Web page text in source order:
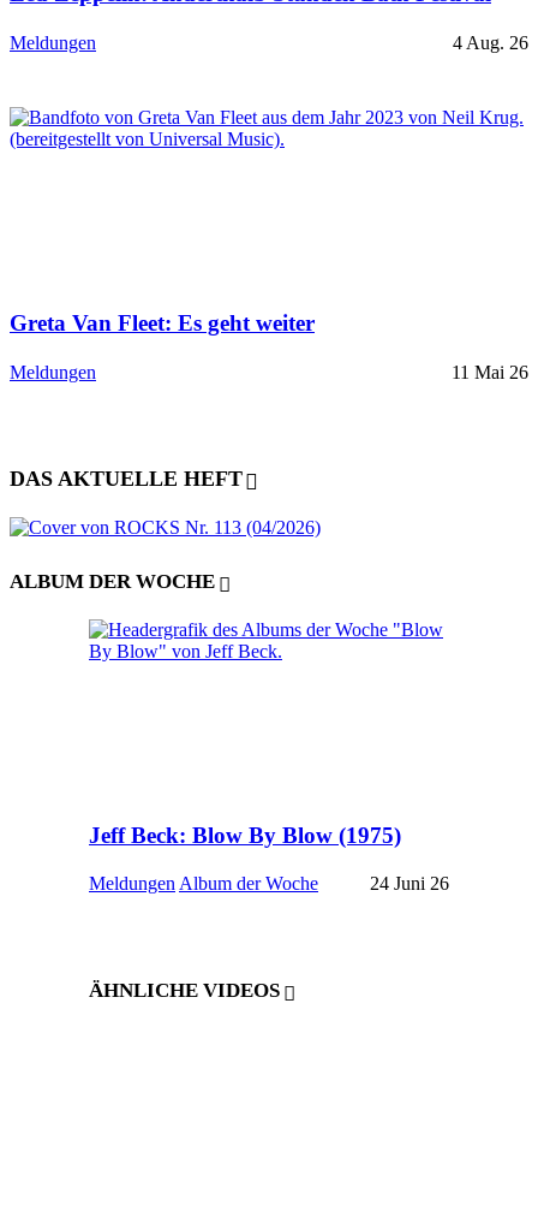
Meldungen 4 Aug. 26
Greta Van Fleet: Es geht weiter
Meldungen 11 Mai 26
DAS AKTUELLE HEFT
ALBUM DER WOCHE
Jeff Beck: Blow By Blow (1975)
Meldungen Album der Woche 24 Juni 26
ÄHNLICHE VIDEOS